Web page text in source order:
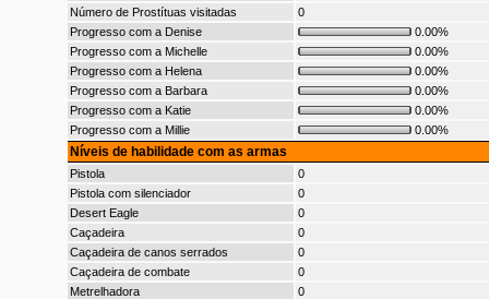
Número de Prostítuas visitadas
0
Progresso com a Denise
0.00%
Progresso com a Michelle
0.00%
Progresso com a Helena
0.00%
Progresso com a Barbara
0.00%
Progresso com a Katie
0.00%
Progresso com a Millie
0.00%
Níveis de habilidade com as armas
Pistola
0
Pistola com silenciador
0
Desert Eagle
0
Caçadeira
0
Caçadeira de canos serrados
0
Caçadeira de combate
0
Metrelhadora
0